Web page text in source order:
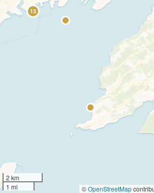
13
2 km
1 mi
©OpenStreetMap